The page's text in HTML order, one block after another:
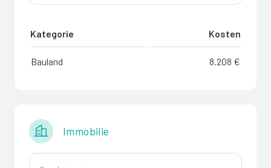
Kategorie Kosten
Bauland 8.208 €
Immobilie